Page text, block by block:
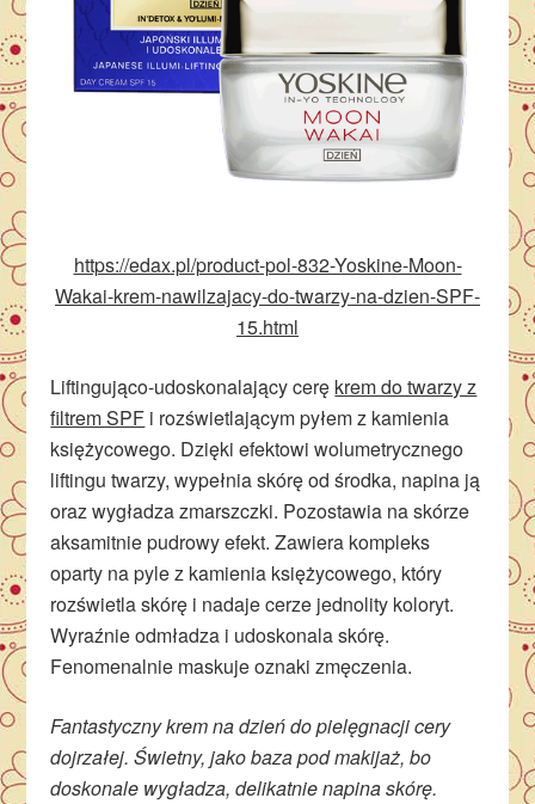
https://edax.pl/product-pol-832-Yoskine-Moon-
Wakai-krem-nawilzajacy-do-twarzy-na-dzien-SPF-
15.html
Liftingująco-udoskonalający cerę krem do twarzy z
filtrem SPF i rozświetlającym pyłem z kamienia
księżycowego. Dzięki efektowi wolumetrycznego
liftingu twarzy, wypełnia skórę od środka, napina ją
oraz wygładza zmarszczki. Pozostawia na skórze
aksamitnie pudrowy efekt. Zawiera kompleks
oparty na pyle z kamienia księżycowego, który
rozświetla skórę i nadaje cerze jednolity koloryt.
Wyraźnie odmładza i udoskonala skórę.
Fenomenalnie maskuje oznaki zmęczenia.
Fantastyczny krem na dzień do pielęgnacji cery
dojrzałej. Świetny, jako baza pod makijaż, bo
doskonale wygładza, delikatnie napina skórę.